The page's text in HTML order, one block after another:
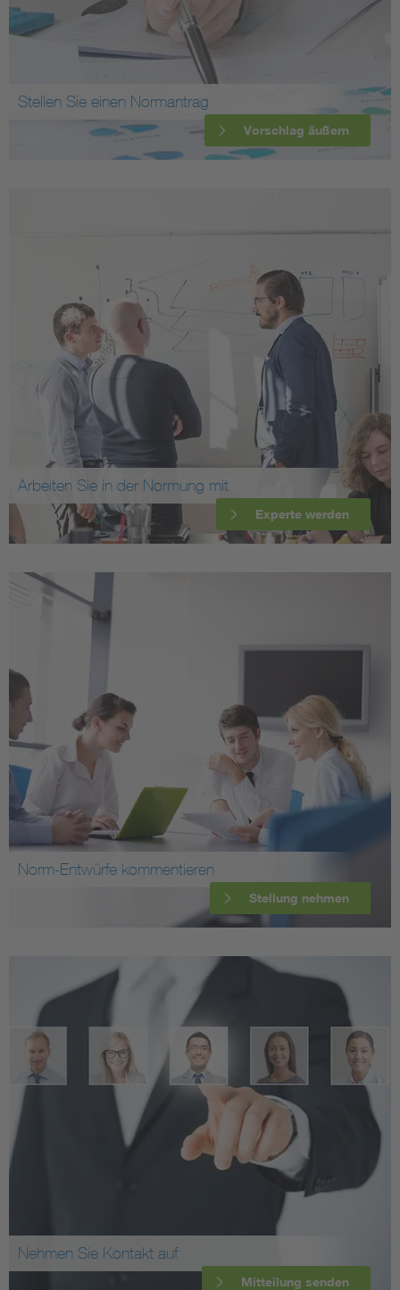
Stellen Sie einen Normantrag
Vorschlag äußern
Arbeiten Sie in der Normung mit
Experte werden
Norm-Entwürfe kommentieren
Stellung nehmen
Nehmen Sie Kontakt auf
Mitteilung senden